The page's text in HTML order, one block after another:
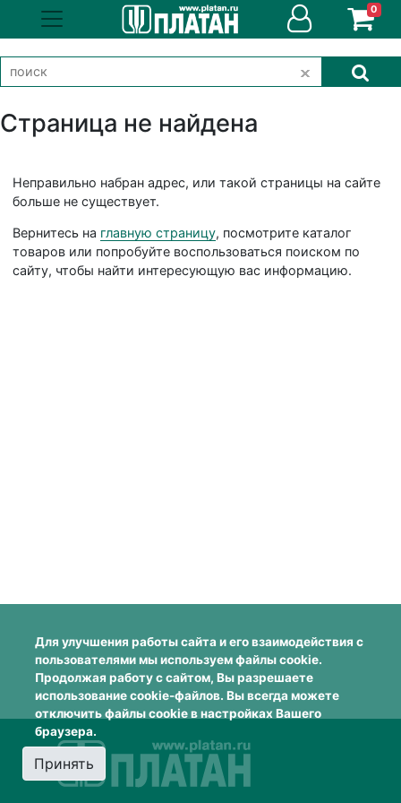
0
Страница не найдена
Неправильно набран адрес, или такой страницы на сайте
больше не существует.
Вернитесь на главную страницу, посмотрите каталог
товаров или попробуйте воспользоваться поиском по
сайту, чтобы найти интересующую вас информацию.
Для улучшения работы сайта и его взаимодействия с
пользователями мы используем файлы cookie.
Продолжая работу с сайтом, Вы разрешаете
использование cookie-файлов. Вы всегда можете
отключить файлы cookie в настройках Вашего
браузера.
Принять